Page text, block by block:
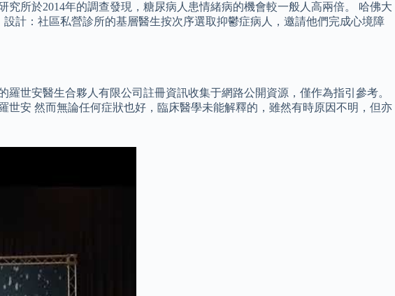
所於2014年的調查發現，糖尿病人患情緒病的機會較一般人高兩倍。 哈佛大
計：社區私營診所的基層醫生按次序選取抑鬱症病人，邀請他們完成心境障
世安醫生合夥人有限公司註冊資訊收集于網路公開資源，僅作為指引參考。
安 然而無論任何症狀也好，臨床醫學未能解釋的，雖然有時原因不明，但亦